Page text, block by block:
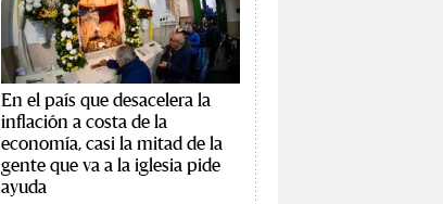
En el país que desacelera la
inflación a costa de la
economía, casi la mitad de la
gente que va a la iglesia pide
ayuda